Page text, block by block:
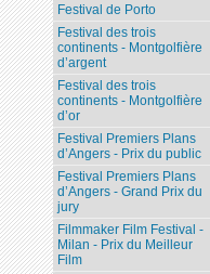
Festival de Porto
Festival des trois
continents - Montgolfière
d’argent
Festival des trois
continents - Montgolfière
d’or
Festival Premiers Plans
d’Angers - Prix du public
Festival Premiers Plans
d’Angers - Grand Prix du
jury
Filmmaker Film Festival -
Milan - Prix du Meilleur
Film